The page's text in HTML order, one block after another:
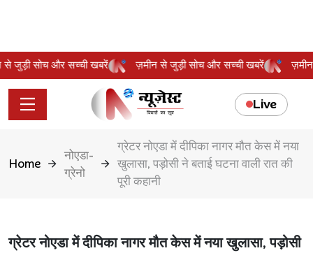
से जुड़ी सोच और सच्ची खबरें ज़मीन से जुड़ी सोच और सच्ची खबरें
Live
Home
नोएडा-
ग्रेनो
ग्रेटर नोएडा में दीपिका नागर मौत केस में नया
खुलासा, पड़ोसी ने बताई घटना वाली रात की
पूरी कहानी
ग्रेटर नोएडा में दीपिका नागर मौत केस में नया खुलासा, पड़ोसी